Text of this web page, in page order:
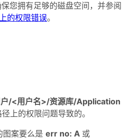
您拥有足够的磁盘空间，并参阅
的权限错误。
/<用户名>/资源库/Application
径上的权限问题导致的。
图案要么是 err no: A 或